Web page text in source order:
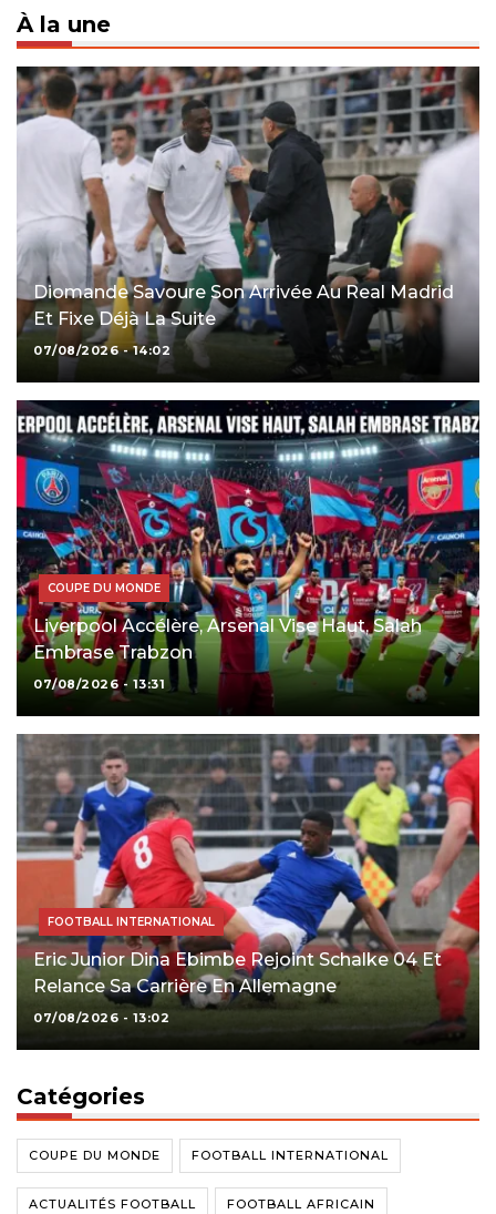
À la une
Diomande Savoure Son Arrivée Au Real Madrid
Et Fixe Déjà La Suite
07/08/2026 - 14:02
COUPE DU MONDE
Liverpool Accélère, Arsenal Vise Haut, Salah
Embrase Trabzon
07/08/2026 - 13:31
FOOTBALL INTERNATIONAL
Eric Junior Dina Ebimbe Rejoint Schalke 04 Et
Relance Sa Carrière En Allemagne
07/08/2026 - 13:02
Catégories
COUPE DU MONDE FOOTBALL INTERNATIONAL
ACTUALITÉS FOOTBALL FOOTBALL AFRICAIN